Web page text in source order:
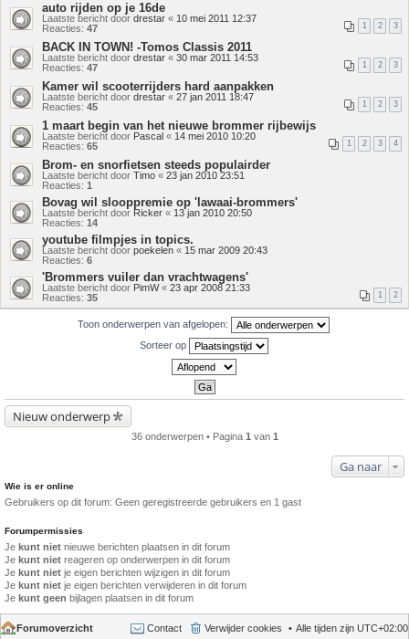
auto rijden op je 16de
Laatste bericht door drestar « 10 mei 2011 12:37
Reacties: 47 1 2 3
BACK IN TOWN! -Tomos Classis 2011
Laatste bericht door drestar « 30 mar 2011 14:53
Reacties: 47 1 2 3
Kamer wil scooterrijders hard aanpakken
Laatste bericht door drestar « 27 jan 2011 18:47
Reacties: 45 1 2 3
1 maart begin van het nieuwe brommer rijbewijs
Laatste bericht door Pascal « 14 mei 2010 10:20
Reacties: 65 1 2 3 4
Brom- en snorfietsen steeds populairder
Laatste bericht door Timo « 23 jan 2010 23:51
Reacties: 1
Bovag wil slooppremie op 'lawaai-brommers'
Laatste bericht door Ricker « 13 jan 2010 20:50
Reacties: 14
youtube filmpjes in topics.
Laatste bericht door poekelen « 15 mar 2009 20:43
Reacties: 6
'Brommers vuiler dan vrachtwagens'
Laatste bericht door PimW« 23 apr 2008 21:33
Reacties: 35 1 2
Toon onderwerpen van afgelopen:
Sorteer op
Nieuw onderwerp
36 onderwerpen • Pagina 1 van 1
Ga naar
Wie is er online
Gebruikers op dit forum: Geen geregistreerde gebruikers en 1 gast
Forumpermissies
Je kunt niet nieuwe berichten plaatsen in dit forum
Je kunt niet reageren op onderwerpen in dit forum
Je kunt niet je eigen berichten wijzigen in dit forum
Je kunt niet je eigen berichten verwijderen in dit forum
Je kunt geen bijlagen plaatsen in dit forum
Forumoverzicht Alle tijden zijn UTC+02:00
Verwijder cookies
Contact